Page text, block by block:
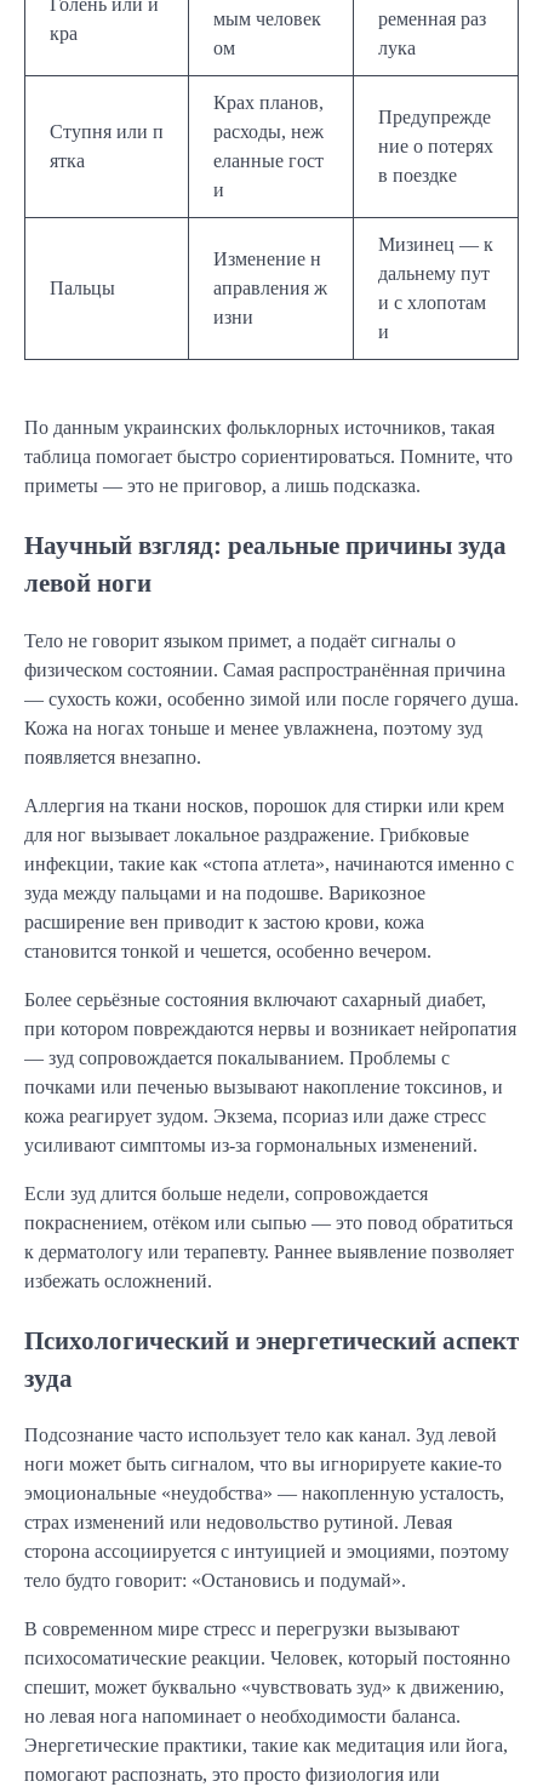
Голень или и
кра
мым человек
ом
ременная раз
лука
Ступня или п
ятка
Крах планов,
расходы, неж
еланные гост
и
Предупрежде
ние о потерях
в поездке
Пальцы
Изменение н
аправления ж
изни
Мизинец — к
дальнему пут
и с хлопотам
и
По данным украинских фольклорных источников, такая
таблица помогает быстро сориентироваться. Помните, что
приметы — это не приговор, а лишь подсказка.
Научный взгляд: реальные причины зуда
левой ноги
Тело не говорит языком примет, а подаёт сигналы о
физическом состоянии. Самая распространённая причина
— сухость кожи, особенно зимой или после горячего душа.
Кожа на ногах тоньше и менее увлажнена, поэтому зуд
появляется внезапно.
Аллергия на ткани носков, порошок для стирки или крем
для ног вызывает локальное раздражение. Грибковые
инфекции, такие как «стопа атлета», начинаются именно с
зуда между пальцами и на подошве. Варикозное
расширение вен приводит к застою крови, кожа
становится тонкой и чешется, особенно вечером.
Более серьёзные состояния включают сахарный диабет,
при котором повреждаются нервы и возникает нейропатия
— зуд сопровождается покалыванием. Проблемы с
почками или печенью вызывают накопление токсинов, и
кожа реагирует зудом. Экзема, псориаз или даже стресс
усиливают симптомы из-за гормональных изменений.
Если зуд длится больше недели, сопровождается
покраснением, отёком или сыпью — это повод обратиться
к дерматологу или терапевту. Раннее выявление позволяет
избежать осложнений.
Психологический и энергетический аспект
зуда
Подсознание часто использует тело как канал. Зуд левой
ноги может быть сигналом, что вы игнорируете какие-то
эмоциональные «неудобства» — накопленную усталость,
страх изменений или недовольство рутиной. Левая
сторона ассоциируется с интуицией и эмоциями, поэтому
тело будто говорит: «Остановись и подумай».
В современном мире стресс и перегрузки вызывают
психосоматические реакции. Человек, который постоянно
спешит, может буквально «чувствовать зуд» к движению,
но левая нога напоминает о необходимости баланса.
Энергетические практики, такие как медитация или йога,
помогают распознать, это просто физиология или